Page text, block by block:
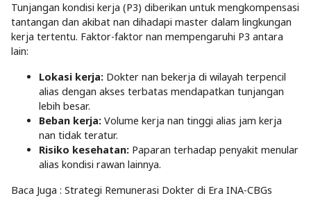
Tunjangan kondisi kerja (P3) diberikan untuk mengkompensasi
tantangan dan akibat nan dihadapi master dalam lingkungan
kerja tertentu. Faktor-faktor nan mempengaruhi P3 antara
lain:​
Lokasi kerja: Dokter nan bekerja di wilayah terpencil
alias dengan akses terbatas mendapatkan tunjangan
lebih besar.​
Beban kerja: Volume kerja nan tinggi alias jam kerja
nan tidak teratur.​
Risiko kesehatan: Paparan terhadap penyakit menular
alias kondisi rawan lainnya.
Baca Juga : Strategi Remunerasi Dokter di Era INA-CBGs